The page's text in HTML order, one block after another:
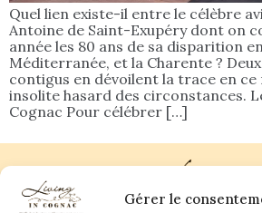
Gérer le
Quel lien existe-il entre le célèbre
Antoine de Saint-Exupéry dont on
année les 80 ans de sa disparition
Méditerranée, et la Charente ?
contigus en dévoilent la trace en ce
insolite hasard des circonstances.
Cognac Pour célébrer […]